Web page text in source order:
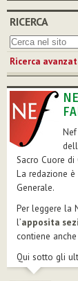
RICERCA
Ricerca
Sacro Cuore di
La redazione
Generale.
Per leggere la
l’apposita
contiene
Qui sotto gli